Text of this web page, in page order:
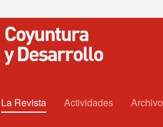
La Revista Actividades Archivo